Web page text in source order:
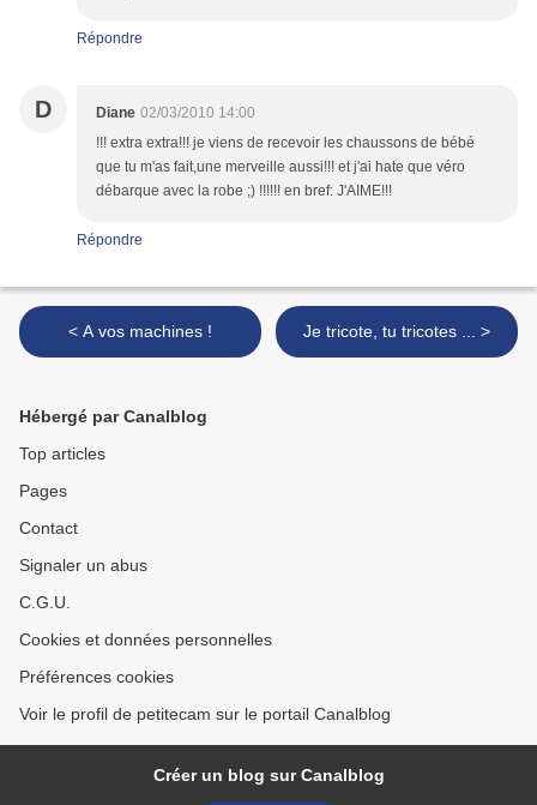
Répondre
D Diane 02/03/2010 14:00
!!! extra extra!!! je viens de recevoir les chaussons de bébé
que tu m'as fait,une merveille aussi!!! et j'ai hate que véro
débarque avec la robe ;) !!!!!! en bref: J'AIME!!!
Répondre
< A vos machines ! Je tricote, tu tricotes ... >
Hébergé par Canalblog
Top articles
Pages
Contact
Signaler un abus
C.G.U.
Cookies et données personnelles
Préférences cookies
Voir le profil de petitecam sur le portail Canalblog
Créer un blog sur Canalblog